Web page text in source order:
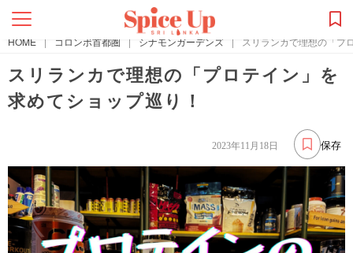
HOME | コロンボ首都圏 | シナモンガーデンズ | スリランカで理想の「プ
スリランカで理想の「プロテイン」を
求めてショップ巡り！
保存
2023年11月18日